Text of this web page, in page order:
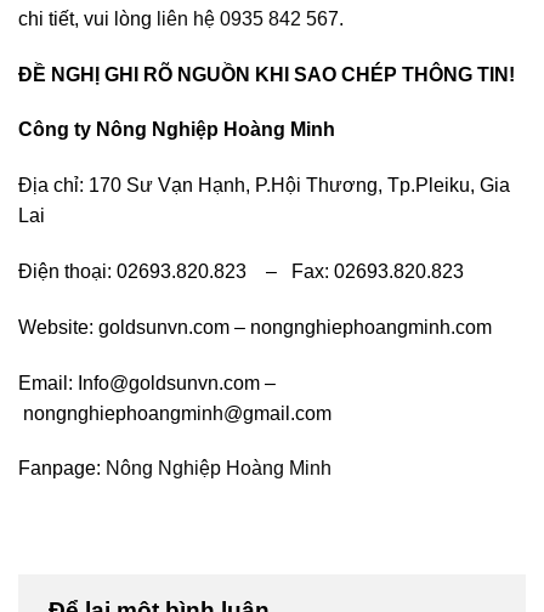
chi tiết, vui lòng liên hệ 0935 842 567.
ĐỀ NGHỊ GHI RÕ NGUỒN KHI SAO CHÉP THÔNG TIN!
Công ty Nông Nghiệp Hoàng Minh
Địa chỉ: 170 Sư Vạn Hạnh, P.Hội Thương, Tp.Pleiku, Gia
Lai
Điện thoại: 02693.820.823 – Fax: 02693.820.823
Website: goldsunvn.com – nongnghiephoangminh.com
Email: Info@goldsunvn.com –
nongnghiephoangminh@gmail.com
Fanpage: Nông Nghiệp Hoàng Minh